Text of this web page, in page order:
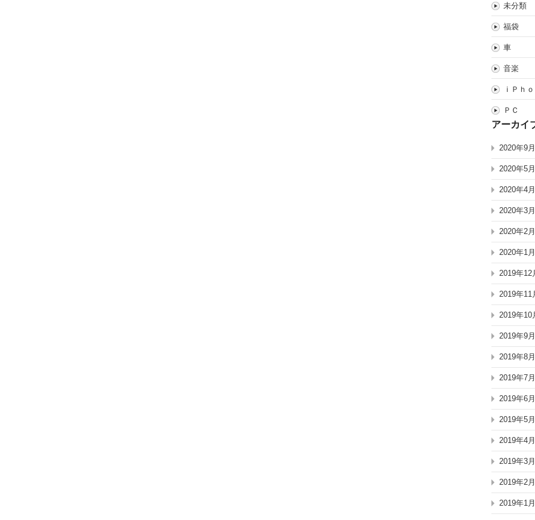
未分類
福袋
車
音楽
ｉＰｈ
ＰＣ
アーカイ
2020年9月
2020年5月
2020年4月
2020年3月
2020年2月
2020年1月
2019年12
2019年11
2019年10
2019年9月
2019年8月
2019年7月
2019年6月
2019年5月
2019年4月
2019年3月
2019年2月
2019年1月